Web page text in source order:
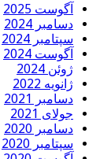
آگوست 2025
دسامبر 2024
سپتامبر 2024
آگوست 2024
ژوئن 2024
ژانویه 2022
دسامبر 2021
جولای 2021
دسامبر 2020
سپتامبر 2020